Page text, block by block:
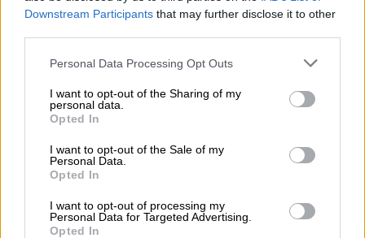
Downstream Participants that may further disclose it to other
Please note that this website/app uses one or more Google
not limited to your visit or usage behaviour. You may click to
grant or deny consent to Google and its third-party tags to
use your data for below specified purposes in below Google
consent section.
Personal Data Processing Opt Outs
I want to opt-out of the Sharing of my
personal data.
Opted In
I want to opt-out of the Sale of my
Personal Data.
Opted In
I want to opt-out of processing my
Personal Data for Targeted Advertising.
Opted In